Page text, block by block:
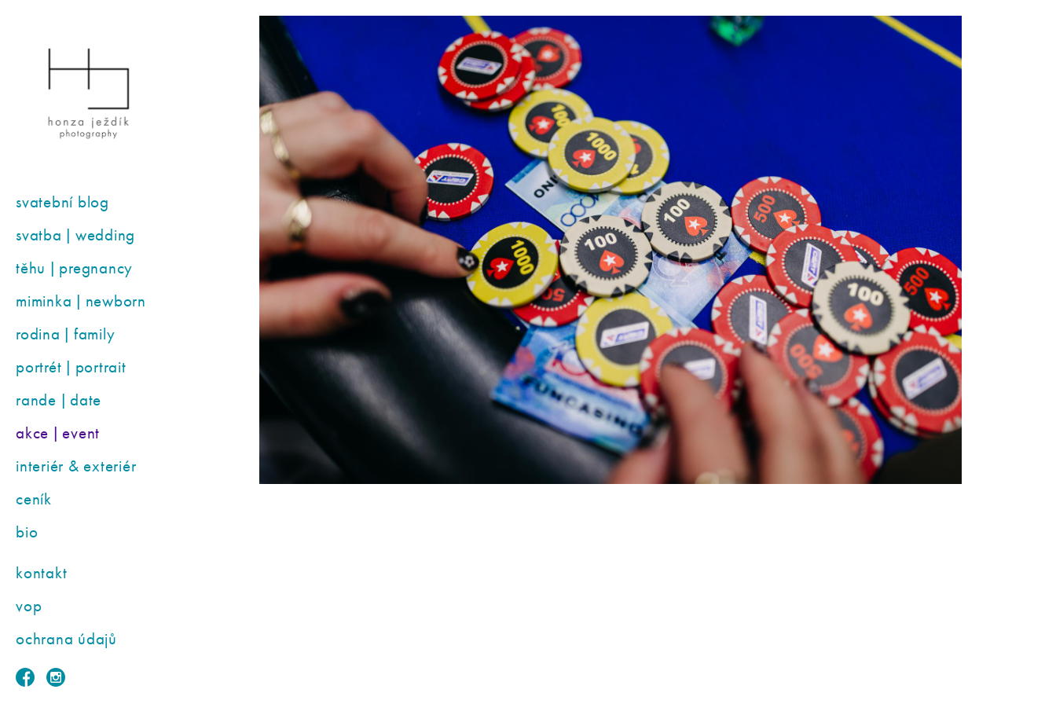
svatební blog
svatba | wedding
těhu | pregnancy
miminka | newborn
rodina | family
portrét | portrait
rande | date
akce | event
interiér & exteriér
ceník
bio
kontakt
vop
ochrana údajů